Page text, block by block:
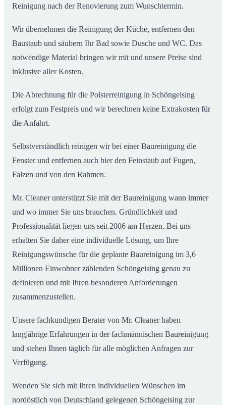
Reinigung nach der Renovierung zum Wunschtermin.
Wir übernehmen die Reinigung der Küche, entfernen den
Baustaub und säubern Ihr Bad sowie Dusche und WC. Das
notwendige Material bringen wir mit und unsere Preise sind
inklusive aller Kosten.
Die Abrechnung für die Polsterreinigung in Schöngeising
erfolgt zum Festpreis und wir berechnen keine Extrakosten für
die Anfahrt.
Selbstverständlich reinigen wir bei einer Baureinigung die
Fenster und entfernen auch hier den Feinstaub auf Fugen,
Falzen und von den Rahmen.
Mr. Cleaner unterstützt Sie mit der Baureinigung wann immer
und wo immer Sie uns brauchen. Gründlichkeit und
Professionalität liegen uns seit 2006 am Herzen. Bei uns
erhalten Sie daher eine individuelle Lösung, um Ihre
Reinigungswünsche für die geplante Baureinigung im 3,6
Millionen Einwohner zählenden Schöngeising genau zu
definieren und mit Ihren besonderen Anforderungen
zusammenzustellen.
Unsere fachkundigen Berater von Mr. Cleaner haben
langjährige Erfahrungen in der fachmännischen Baureinigung
und stehen Ihnen täglich für alle möglichen Anfragen zur
Verfügung.
Wenden Sie sich mit Ihren individuellen Wünschen im
nordöstlich von Deutschland gelegenen Schöngeising zur